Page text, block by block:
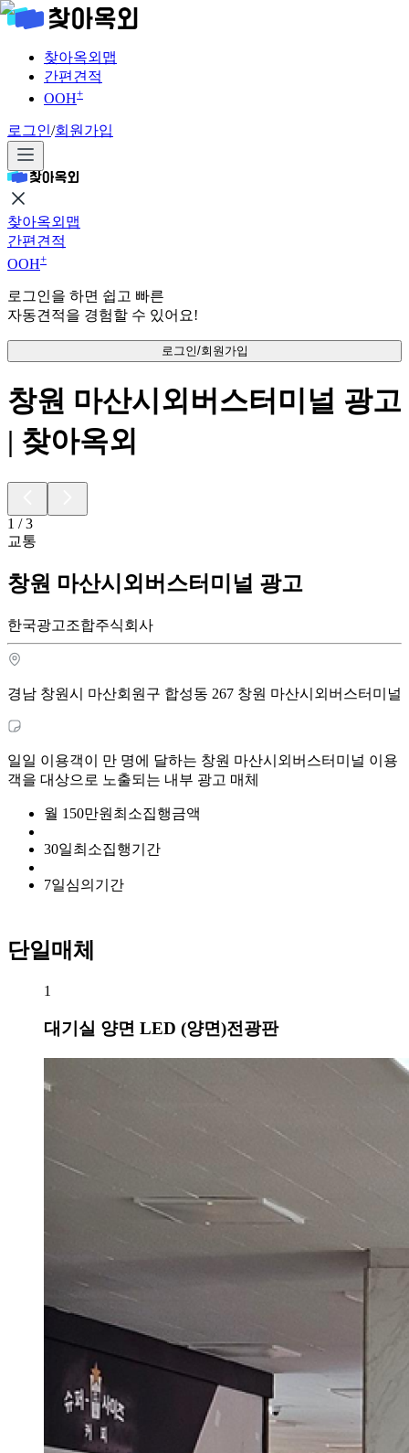
찾아옥외맵
간편견적
OOH+
로그인/회원가입
찾아옥외맵
간편견적
OOH+
로그인을 하면 쉽고 빠른
자동견적을 경험할 수 있어요!
로그인/회원가입
창원 마산시외버스터미널 광고
| 찾아옥외
1 /3
교통
창원 마산시외버스터미널 광고
한국광고조합주식회사
경남 창원시 마산회원구 합성동 267 창원 마산시외버스터미널
일일 이용객이 만 명에 달하는 창원 마산시외버스터미널 이용
객을 대상으로 노출되는 내부 광고 매체
월 150만원 최소집행금액
30일최소집행기간
7일심의기간
단일매체
1
대기실 양면 LED (양면)전광판